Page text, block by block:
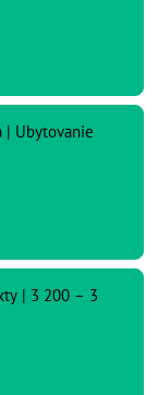
| Ubytovanie
| 3 200 – 3